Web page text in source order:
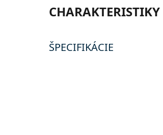
CHARAKTERISTIKY
ŠPECIFIKÁCIE